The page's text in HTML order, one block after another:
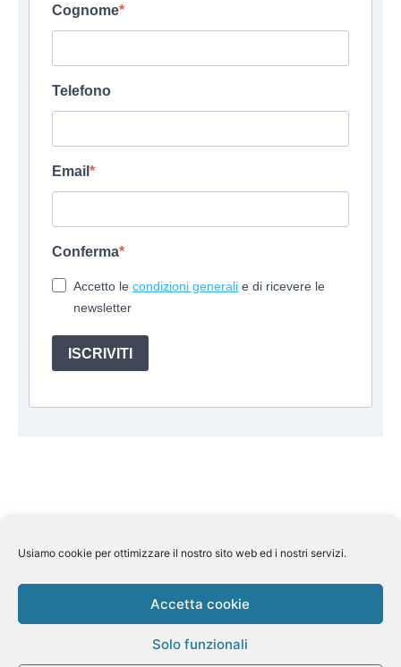
Usiamo cookie per ottimizzare il nostro sito web ed i nostri servizi.
Accetta cookie
Solo funzionali
Cognome
Telefono
Email
Conferma
Accetto le condizioni generali e di ricevere le
newsletter
ISCRIVITI
Suite Travel byHelkin SrlVia Aurelio Saffi, 10 00015
Licenza Regione Lombardia n 269858
1/85078/319/180904343/4 Fondo di garanzia Fondo Vacanze
Felici n. 2410